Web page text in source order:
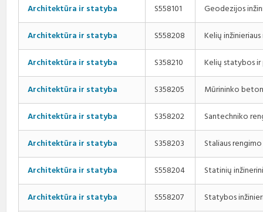
Tarnybiniai automobiliai
Architektūra ir statyba S558101 Geodezijos
Architektūra ir statyba S558208 Kelių
Architektūra ir statyba S358210 Kelių statybos
Architektūra ir statyba S358205 Mūrininko
Architektūra ir statyba S358202 Santechniko
Architektūra ir statyba S358203 Staliaus
Architektūra ir statyba S558204 Statinių
Architektūra ir statyba S558207 Statybos